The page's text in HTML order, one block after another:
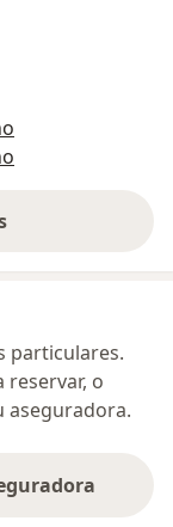
particulares.
o
aseguradora.